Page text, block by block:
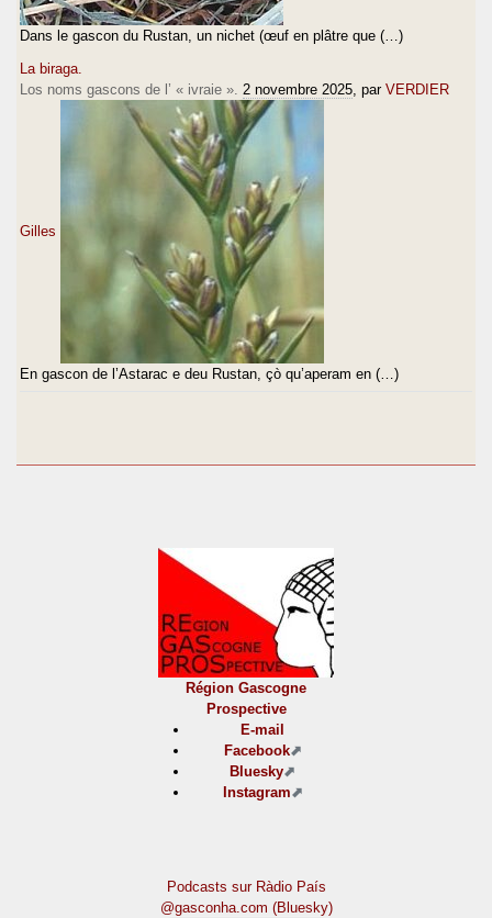
Dans le gascon du Rustan, un nichet (œuf en plâtre que (…)
La biraga.
Los noms gascons de l’ « ivraie ». 2 novembre 2025 , par VERDIER
Gilles
En gascon de l’Astarac e deu Rustan, çò qu’aperam en (…)
Région Gascogne
Prospective
E-mail
Facebook
Bluesky
Instagram
Podcasts sur Ràdio País
@gasconha.com (Bluesky)